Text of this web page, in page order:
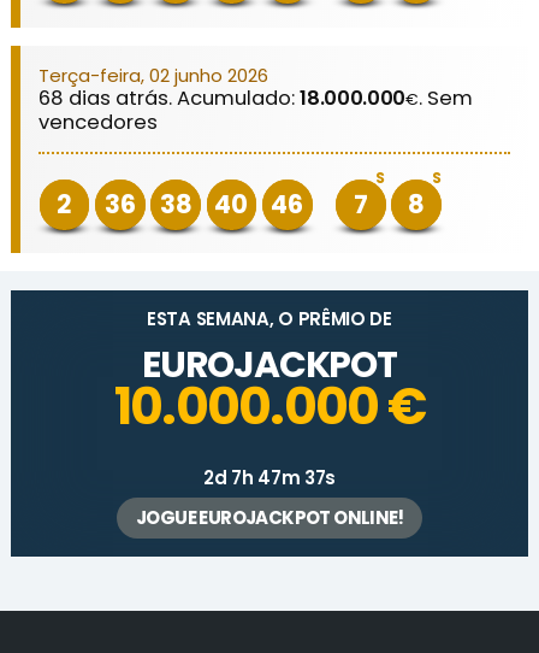
Terça-feira, 02 junho 2026
68 dias atrás. Acumulado:18.000.000€. Sem
vencedores
2 36 38 40 46
S
7
S
8
ESTA SEMANA, O PRÊMIO DE
EUROJACKPOT
10.000.000 €
2d 7h 47m 37s
JOGUE EUROJACKPOT ONLINE!